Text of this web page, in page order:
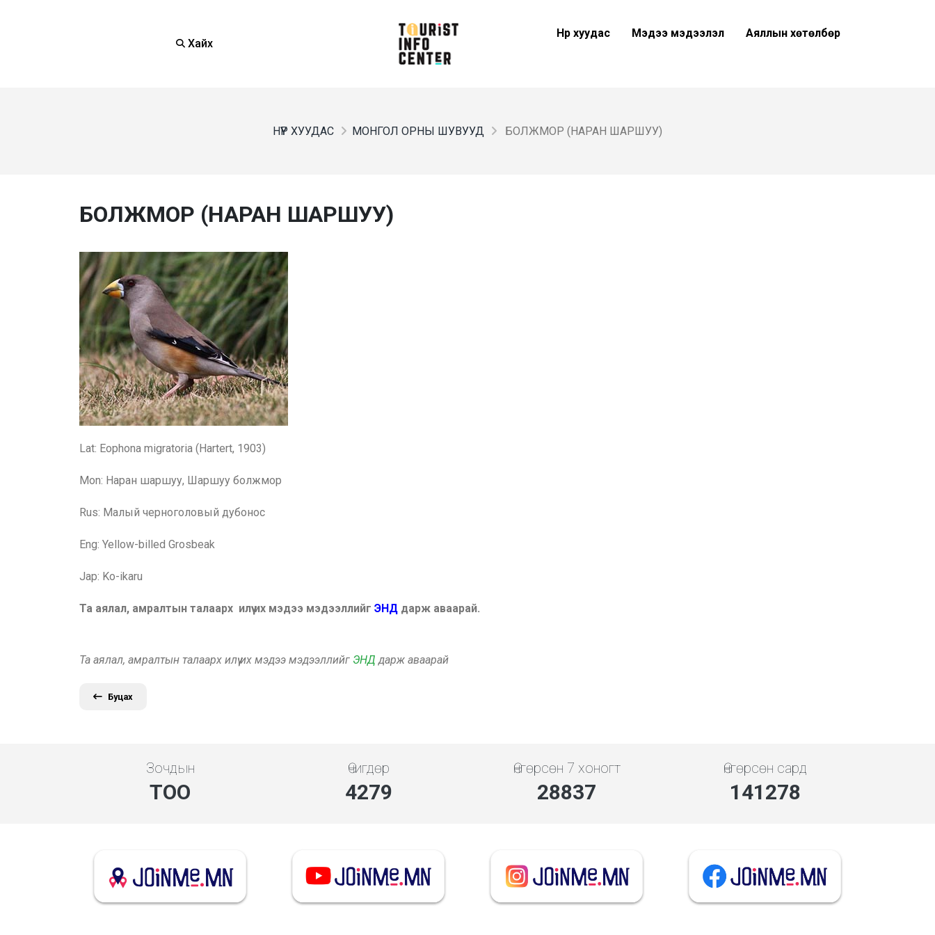
Хайх
Нүүр хуудас Мэдээ мэдээлэл Аяллын хөтөлбөр
НҮҮР ХУУДАС МОНГОЛ ОРНЫ ШУВУУД БОЛЖМОР (НАРАН ШАРШУУ)
БОЛЖМОР (НАРАН ШАРШУУ)
Lat: Eophona migratoria (Hartert, 1903)
Mon: Наран шаршуу, Шаршуу болжмор
Rus: Малый черноголовый дубонос
Eng: Yellow-billed Grosbeak
Jap: Ko-ikaru
Та аялал, амралтын талаарх илүү их мэдээ мэдээллийг ЭНД дарж аваарай.
Та аялал, амралтын талаарх илүү их мэдээ мэдээллийг ЭНД дарж аваарай
Буцах
Зочдын
ТОО
Өчигдөр
4279
Өнгөрсөн 7 хоногт
28837
Өнгөрсөн сард
141278